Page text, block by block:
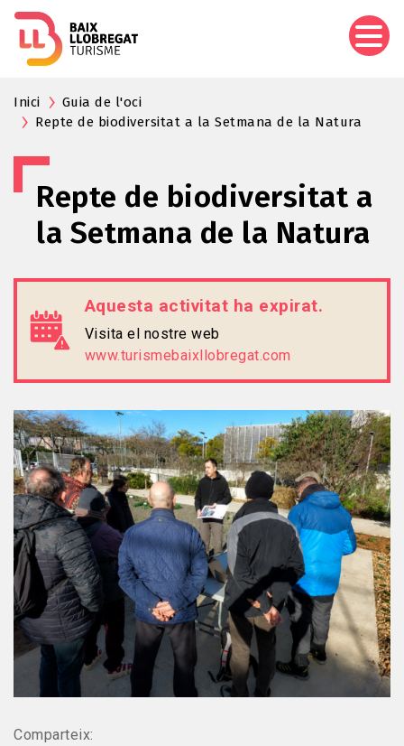
Inici
Guia de l'oci
Repte de biodiversitat a la Setmana de la Natura
Repte de biodiversitat a
la Setmana de la Natura
Aquesta activitat ha expirat.
Visita el nostre web
www.turismebaixllobregat.com
Comparteix: